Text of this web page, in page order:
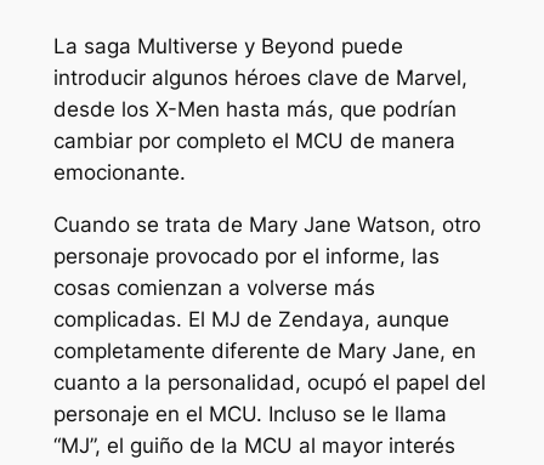
La saga Multiverse y Beyond puede
introducir algunos héroes clave de Marvel,
desde los X-Men hasta más, que podrían
cambiar por completo el MCU de manera
emocionante.
Cuando se trata de Mary Jane Watson, otro
personaje provocado por el informe, las
cosas comienzan a volverse más
complicadas. El MJ de Zendaya, aunque
completamente diferente de Mary Jane, en
cuanto a la personalidad, ocupó el papel del
personaje en el MCU. Incluso se le llama
“MJ”, el guiño de la MCU al mayor interés